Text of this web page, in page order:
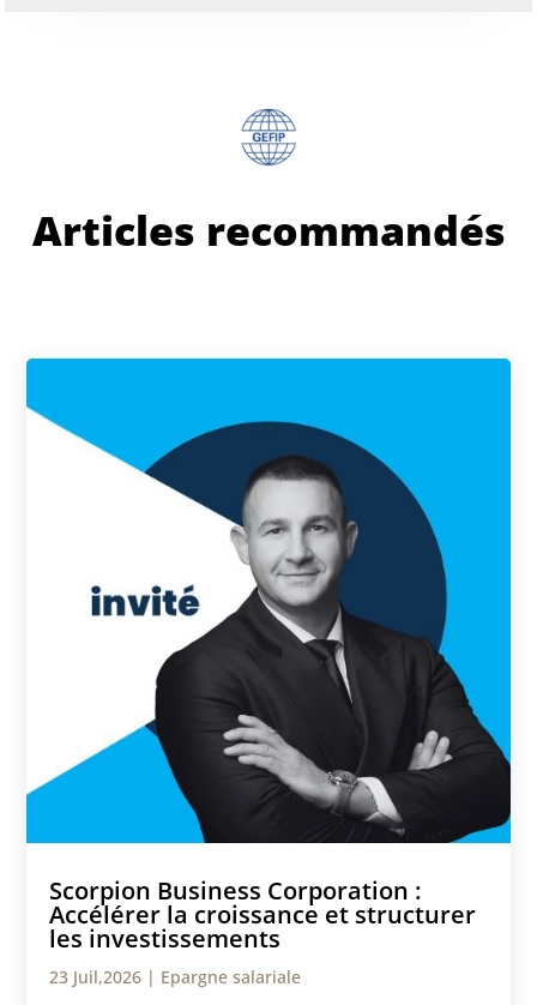
Articles recommandés
Scorpion Business Corporation :
Accélérer la croissance et structurer
les investissements
23 Juil,2026 | Epargne salariale